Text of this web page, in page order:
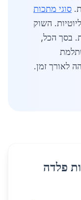
סוגי מתכות
השוק
בסך הכל,
לאורך זמן.
פלדה